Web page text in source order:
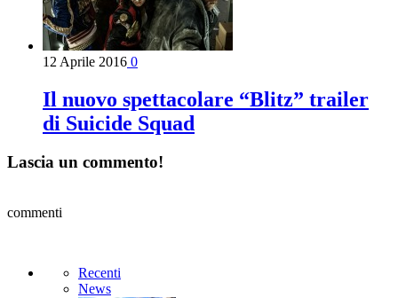
12 Aprile 2016 0
Il nuovo spettacolare “Blitz” trailer
di Suicide Squad
Lascia un commento!
commenti
Recenti
News